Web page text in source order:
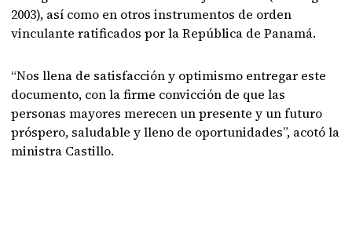
2003), así como en otros instrumentos de orden
vinculante ratificados por la República de Panamá.
“Nos llena de satisfacción y optimismo entregar este
documento, con la firme convicción de que las
personas mayores merecen un presente y un futuro
próspero, saludable y lleno de oportunidades”, acotó la
ministra Castillo.